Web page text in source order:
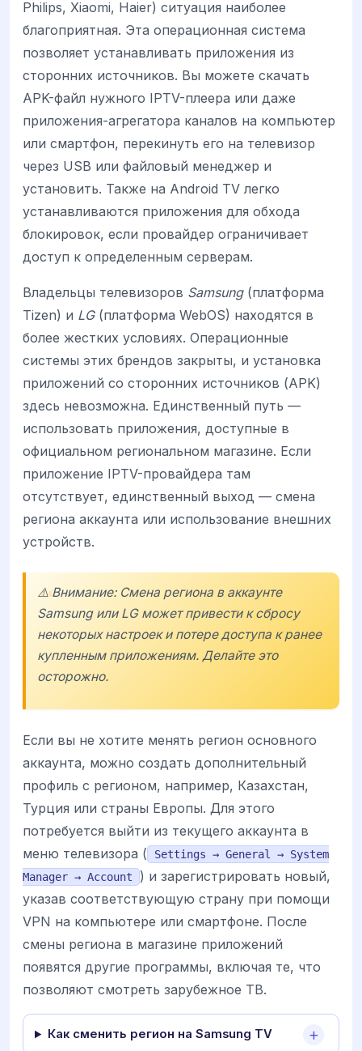
Philips, Xiaomi, Haier) ситуация наиболее
благоприятная. Эта операционная система
позволяет устанавливать приложения из
сторонних источников. Вы можете скачать
APK-файл нужного IPTV-плеера или даже
приложения-агрегатора каналов на компьютер
или смартфон, перекинуть его на телевизор
через USB или файловый менеджер и
установить. Также на Android TV легко
устанавливаются приложения для обхода
блокировок, если провайдер ограничивает
доступ к определенным серверам.
Владельцы телевизоров Samsung(платформа
Tizen) и LG(платформа WebOS) находятся в
более жестких условиях. Операционные
системы этих брендов закрыты, и установка
приложений со сторонних источников (APK)
здесь невозможна. Единственный путь —
использовать приложения, доступные в
официальном региональном магазине. Если
приложение IPTV-провайдера там
отсутствует, единственный выход — смена
региона аккаунта или использование внешних
устройств.
⚠️ Внимание: Смена региона в аккаунте
Samsung или LG может привести к сбросу
некоторых настроек и потере доступа к ранее
купленным приложениям. Делайте это
осторожно.
Если вы не хотите менять регион основного
аккаунта, можно создать дополнительный
профиль с регионом, например, Казахстан,
Турция или страны Европы. Для этого
потребуется выйти из текущего аккаунта в
меню телевизора (
Settings → General → System
Manager → Account
) и зарегистрировать новый,
указав соответствующую страну при помощи
VPN на компьютере или смартфоне. После
смены региона в магазине приложений
появятся другие программы, включая те, что
позволяют смотреть зарубежное ТВ.
Как сменить регион на Samsung TV